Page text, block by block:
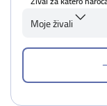
Moje živali